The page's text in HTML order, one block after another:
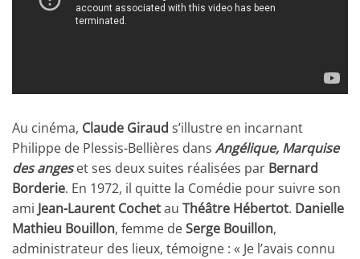
Au cinéma, Claude Giraud s’illustre en incarnant
Philippe de Plessis-Bellières dans Angélique, Marquise
des anges et ses deux suites réalisées par Bernard
Borderie. En 1972, il quitte la Comédie pour suivre son
ami Jean-Laurent Cochetau Théâtre Hébertot. Danielle
Mathieu Bouillon, femme deSerge Bouillon,
administrateur des lieux, témoigne : « Je l’avais connu